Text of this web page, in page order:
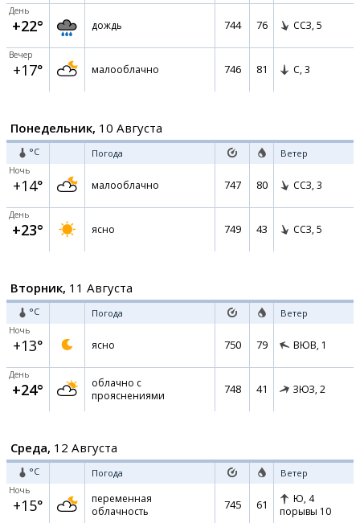
День
+22° дождь 744 76 ССЗ, 5
Вечер
+17° малооблачно 746 81 С, 3
Понедельник, 10 Августа
°C Погода Ветер
Ночь
+14° малооблачно 747 80 ССЗ, 3
День
+23° ясно 749 43 ССЗ, 5
Вторник, 11 Августа
°C Погода Ветер
Ночь
+13° ясно 750 79 ВЮВ, 1
День
+24°
облачно с
прояснениями
748 41 ЗЮЗ, 2
Среда, 12 Августа
°C Погода Ветер
Ночь
+15°
переменная
облачность
745 61 Ю, 4
порывы 10